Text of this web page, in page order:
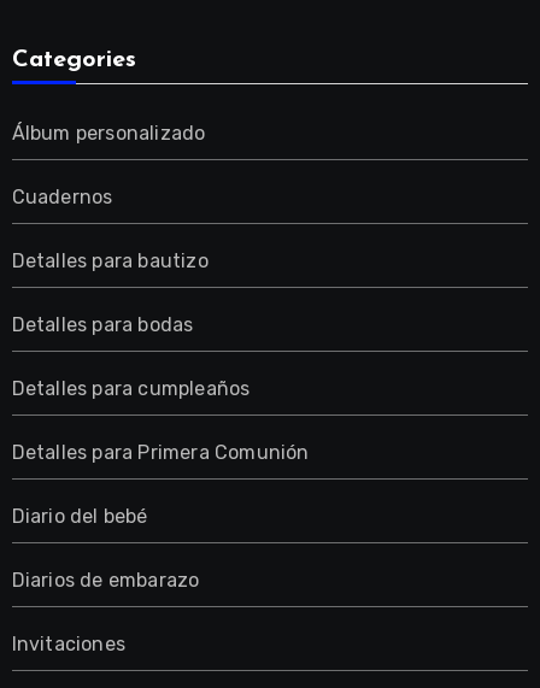
Categories
Álbum personalizado
Cuadernos
Detalles para bautizo
Detalles para bodas
Detalles para cumpleaños
Detalles para Primera Comunión
Diario del bebé
Diarios de embarazo
Invitaciones